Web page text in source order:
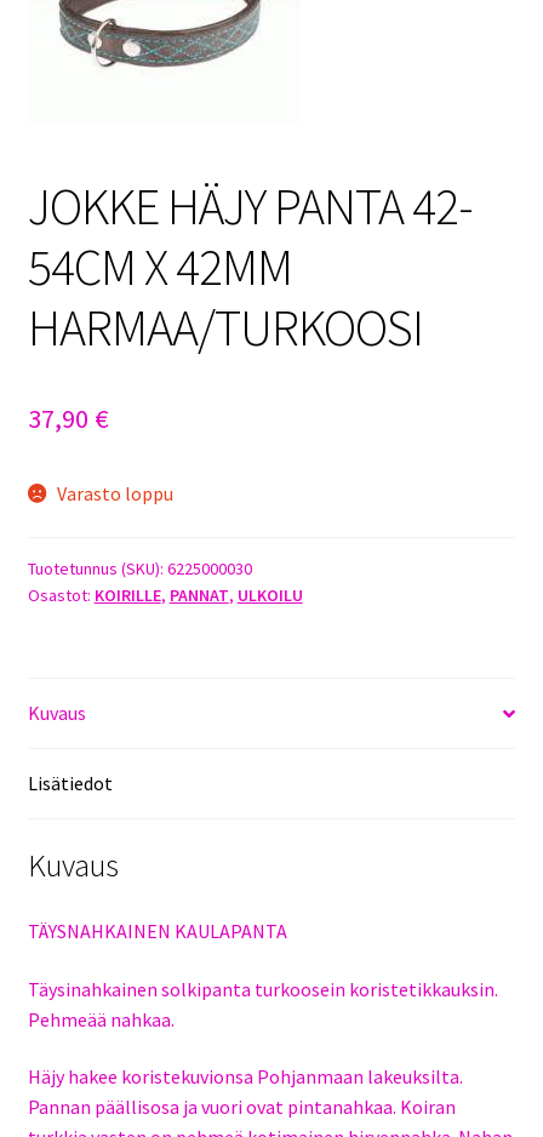
Sulo
Uutisia
JOKKE HÄJY PANTA 42-
54CM X 42MM
HARMAA/TURKOOSI
37,90 €
Varasto loppu
Tuotetunnus (SKU): 6225000030
Osastot: KOIRILLE, PANNAT, ULKOILU
Kuvaus
Lisätiedot
Kuvaus
TÄYSNAHKAINEN KAULAPANTA
Täysinahkainen solkipanta turkoosein koristetikkauksin.
Pehmeää nahkaa.
Häjy hakee koristekuvionsa Pohjanmaan lakeuksilta.
Pannan päällisosa ja vuori ovat pintanahkaa. Koiran